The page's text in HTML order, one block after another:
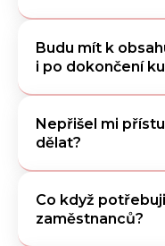
Budu mít k
i po dokončení
Nepřišel mi
dělat?
Co když
zaměstnanců?